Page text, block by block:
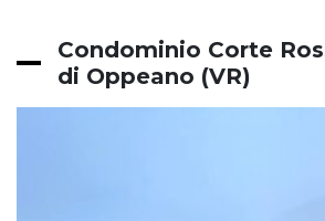
Condominio Corte
di Oppeano (VR)